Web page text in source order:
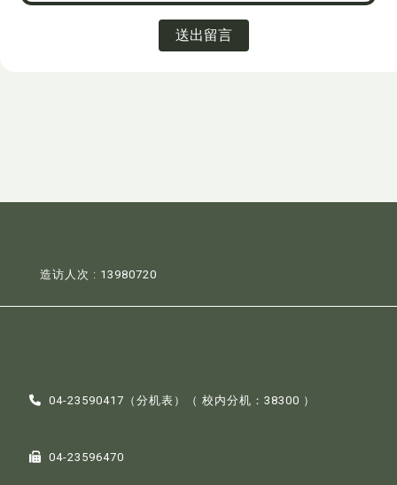
送出留言
造访人次 : 13980720
04-23590417（分机表 ）（ 校内分机：38300 ）
04-23596470